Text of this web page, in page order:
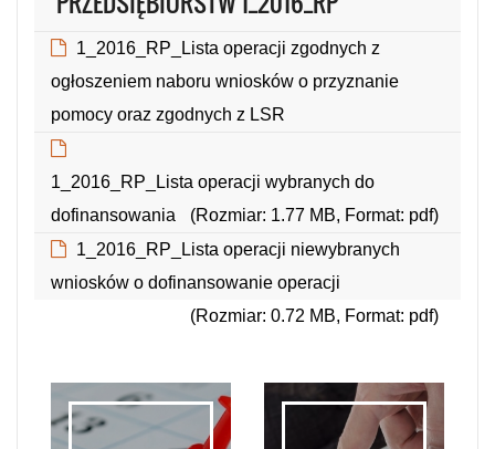
1_2016_RP_Lista operacji zgodnych z
ogłoszeniem naboru wniosków o przyznanie
pomocy oraz zgodnych z LSR
1_2016_RP_Lista operacji wybranych do
dofinansowania
(Rozmiar: 1.77 MB, Format: pdf)
1_2016_RP_Lista operacji niewybranych
wniosków o dofinansowanie operacji
(Rozmiar: 0.72 MB, Format: pdf)